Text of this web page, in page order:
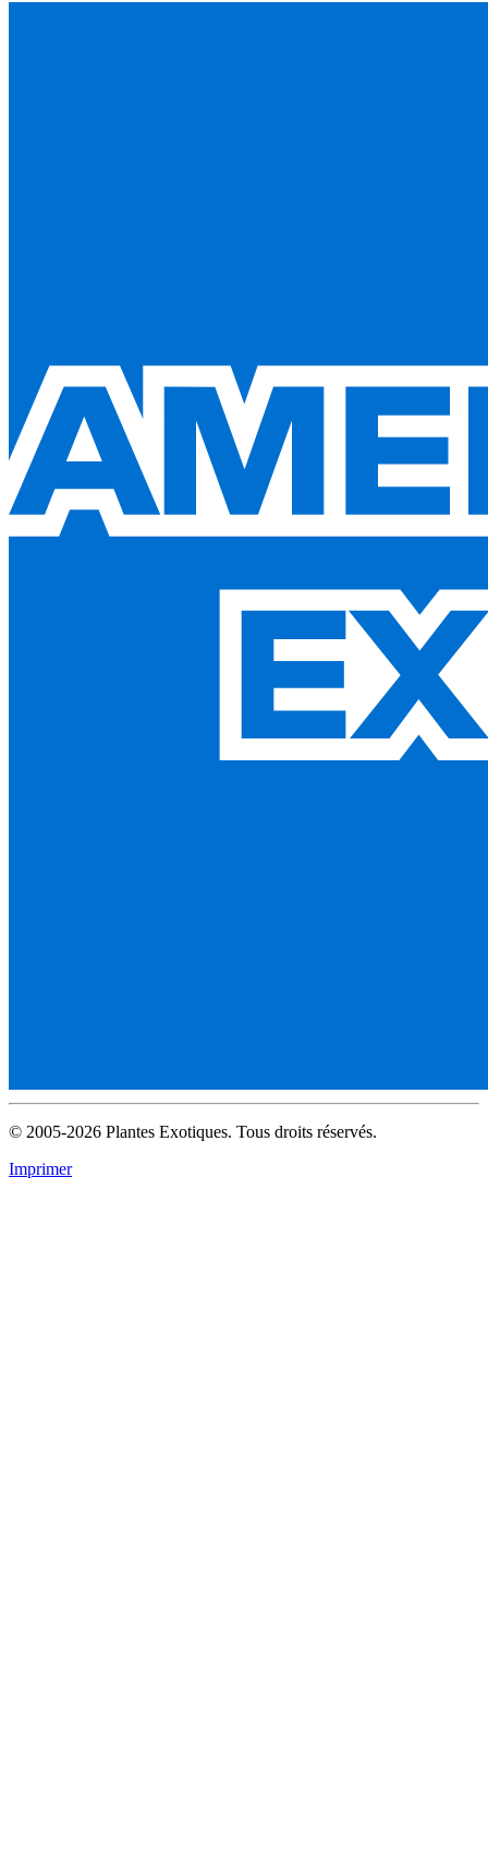
© 2005-2026 Plantes Exotiques. Tous droits réservés.
Imprimer